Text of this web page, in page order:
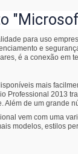
para uso
e
é a conexão
mais
Professional 2013
de um grande
vem com uma
modelos, estilos